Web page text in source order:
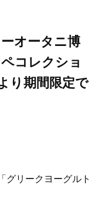
タログ
オータニ博
コレクショ
り期間限定で
グリークヨーグルト